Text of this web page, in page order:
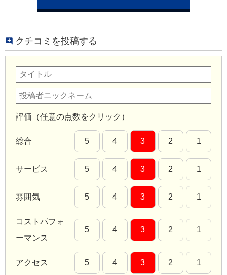
クチコミを投稿する
評価（任意の点数をクリック）
総合 5 4 3 2 1
サービス 5 4 3 2 1
雰囲気 5 4 3 2 1
コストパフォ
ーマンス
5 4 3 2 1
アクセス 5 4 3 2 1